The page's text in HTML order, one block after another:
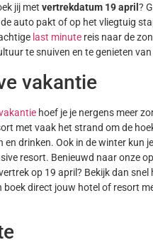
jij met vertrekdatum 19 april ?
auto pakt of op het vliegtuig
last minute reis naar de
te snuiven en te genieten van
vakantie
hoef je je nergens meer
met vaak het strand om de
en drinken. Ook in de winter kun
resort. Benieuwd naar onze
op 19 april? Bekijk dan snel
boek direct jouw hotel of resort